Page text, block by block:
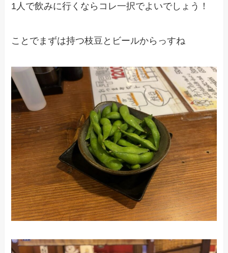
1人で飲みに行くならコレ一択でよいでしょう！
ことでまずは持つ枝豆とビールからっすね